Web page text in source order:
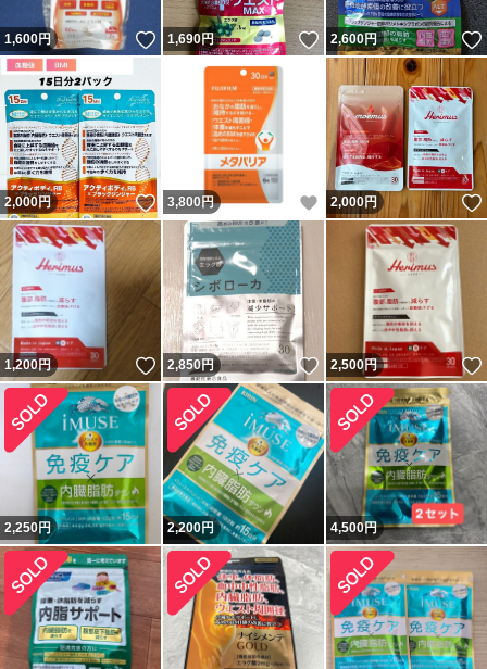
1,600円 いいね！
1,690円 いいね！
2,600円
2,000円 いいね！
3,800 円 いいね！
2,000円
1,200円 いいね！
2,850円 いいね！
2,500円
2,250円 2,200円 4,500円